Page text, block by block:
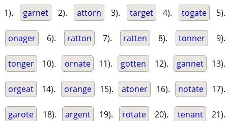
1). garnet 2). attorn 3). target 4). togate 5).
onager 6). ratton 7). ratten 8). tonner 9).
tonger 10). ornate 11). gotten 12). gannet 13).
orgeat 14). orange 15). atoner 16). notate 17).
garote 18). argent 19). rotate 20). tenant 21).